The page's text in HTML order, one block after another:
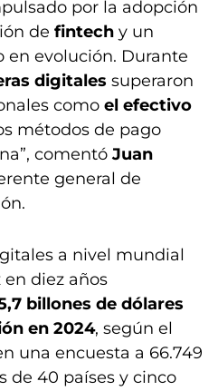
por la adopción
de fintech y un
en evolución. Durante
digitales superaron
como el efectivo
métodos de pago
comentó Juan
general de
a nivel mundial
diez años
billones de dólares
en 2024, según el
una encuesta a 66.749
de 40 países y cinco